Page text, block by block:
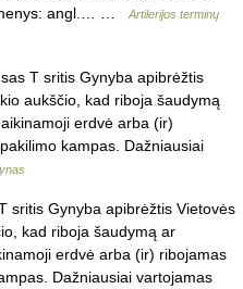
angl.… …
Artilerijos terminų
T sritis Gynyba apibrėžtis
aukščio, kad riboja šaudymą
erdvė arba (ir)
kampas. Dažniausiai
sritis Gynyba apibrėžtis Vietovės
kad riboja šaudymą ar
erdvė arba (ir) ribojamas
Dažniausiai vartojamas